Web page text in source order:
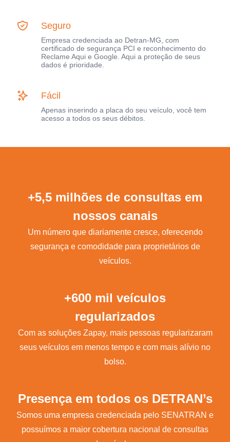
Seguro
Empresa credenciada ao Detran-MG, com
certificado de segurança PCI e reconhecimento do
Reclame Aqui e Google. Aqui a proteção de seus
dados é prioridade.
Fácil
Apenas inserindo a placa do seu veículo, você tem
acesso a todos os seus débitos.
+5,5 milhões de consultas em
nossos canais
Um número que diariamente cresce, oferecendo
segurança e comodidade para proprietários de
veículos.
+600 mil veículos
regularizados
Com as soluções Zapay, mais pessoas regularizaram
seus veículos em menos tempo e com mais alívio no
bolso.
Presença em todos os DETRAN’s
Somos uma empresa credenciada pelo SENATRAN e
possuímos a maior cobertura nacional de consultas